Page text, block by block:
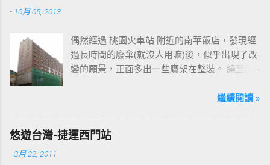
- 10月 05, 2013
偶然經過 桃園火車站 附近的南華飯店，發現經
過長時間的廢棄(就沒人用嘛)後，似乎出現了改
變的願景，正面多出一些鷹架在整裝。 繞至側
桃園的民眾又有一個聚餐旅遊的好去處囉!!但今
趴走將持續為讀者們追蹤其動態消息，請各位
開始期待開幕日的來臨吧！ 南華飯店施工中現
繼續閱讀 »
悠遊台灣-捷運西門站
-3月 22, 2011